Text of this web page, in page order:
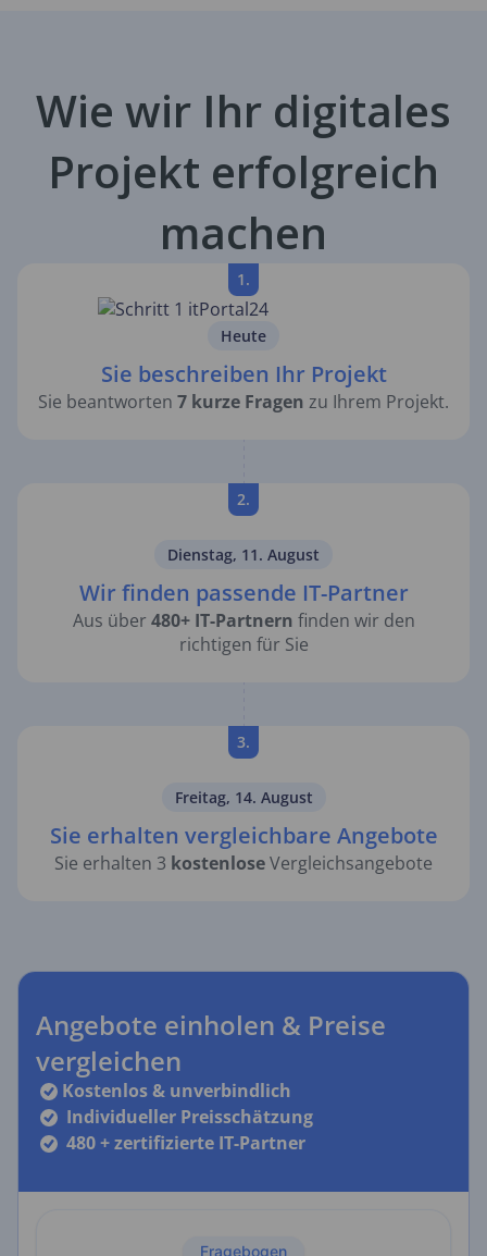
Wie wir Ihr digitales
Projekt erfolgreich
machen
1.
Heute
Sie beschreiben Ihr Projekt
Sie beantworten 7 kurze Fragen zu Ihrem Projekt.
2.
Dienstag, 11. August
Wir finden passende IT-Partner
Aus über 480+ IT-Partnern finden wir den
richtigen für Sie
3.
Freitag, 14. August
Sie erhalten vergleichbare Angebote
Sie erhalten 3 kostenloseVergleichsangebote
Angebote einholen & Preise
vergleichen
Kostenlos & unverbindlich
Individueller Preisschätzung
480 + zertifizierte IT-Partner